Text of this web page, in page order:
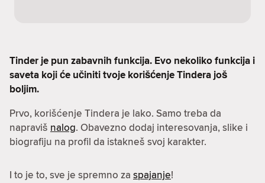
Tinder je pun zabavnih funkcija. Evo nekoliko funkcija i
saveta koji će učiniti tvoje korišćenje Tindera još
boljim.
Prvo, korišćenje Tindera je lako. Samo treba da
napraviš nalog. Obavezno dodaj interesovanja, slike i
biografiju na profil da istakneš svoj karakter.
I to je to, sve je spremno za spajanje!